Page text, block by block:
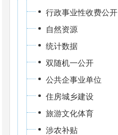
行政事业性收费公开
自然资源
统计数据
双随机一公开
公共企事业单位
住房城乡建设
旅游文化体育
涉农补贴